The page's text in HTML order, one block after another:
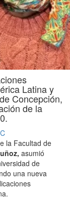
Latina y
Concepción,
de la
la Facultad de
asumió
de
una nueva